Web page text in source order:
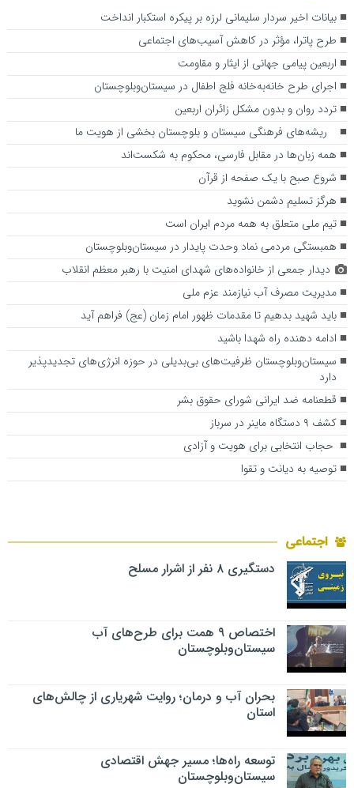
بیانات اخیر سردار سلیمانی لرزه بر پیکره استکبار انداخت
طرح پاترا، مؤثر در کاهش آسیب‌های اجتماعی
اربعین پیامی جهانی از ایثار و مقاومت
اجرای طرح خانه‌به‌خانه فلج اطفال در سیستان‌وبلوچستان
تردد روان و بدون مشکل زائران اربعین
ریشه‌های فرهنگی سیستان و بلوچستان بخشی از هویت ما
همه زبان‌ها در مقابل فارسی، محکوم به شکست‌اند
شروع صبح با یک صفحه از قرآن
هرگز تسلیم دشمن نشوید
تیم ملی متعلق به همه مردم ایران است
همبستگی مردمی نماد وحدت پایدار در سیستان‌وبلوچستان
دیدار جمعی از خانواده‌های شهدای امنیت با رهبر معظم انقلاب
مدیریت مصرف آب نیازمند عزم ملی
باید شهید بدهیم تا مقدمات ظهور امام زمان (عج) فراهم آید
ادامه دهنده راه شهدا باشید
سیستان‌وبلوچستان ظرفیت‌های بی‌بدیلی در حوزه انرژی‌های تجدیدپذیر
دارد
قطعنامه ضد ایرانی شورای حقوق بشر
کشف ۹ دستگاه‌ ماینر در سرباز
حجاب انتخابی برای هویت و آزادی
توصیه به دیانت و تقوا
اجتماعی
دستگیری ۸ نفر از اشرار مسلح
اختصاص ۹ همت برای طرح‌های آب
سیستان‌وبلوچستان
بحران آب و درمان؛ روایت شهریاری از چالش‌های
استان
توسعه راه‌ها؛ مسیر جهش اقتصادی
سیستان‌وبلوچستان